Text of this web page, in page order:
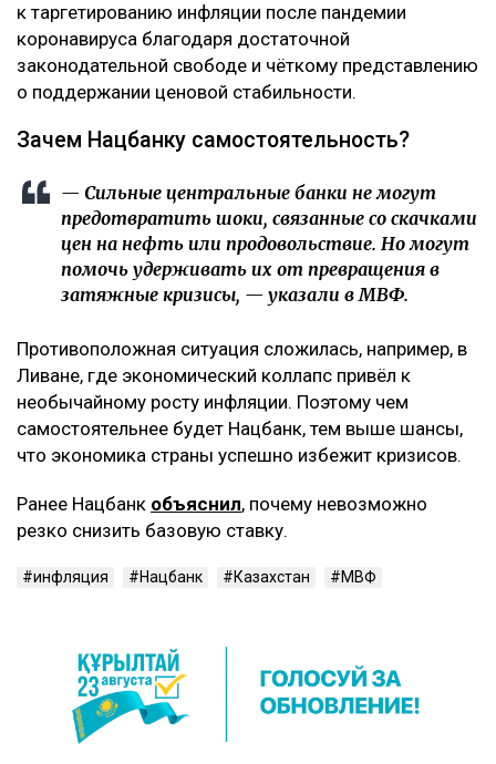
к таргетированию инфляции после пандемии
коронавируса благодаря достаточной
законодательной свободе и чёткому представлению
о поддержании ценовой стабильности.
Зачем Нацбанку самостоятельность?
— Сильные центральные банки не могут
предотвратить шоки, связанные со скачками
цен на нефть или продовольствие. Но могут
помочь удерживать их от превращения в
затяжные кризисы, — указали в МВФ.
Противоположная ситуация сложилась, например, в
Ливане, где экономический коллапс привёл к
необычайному росту инфляции. Поэтому чем
самостоятельнее будет Нацбанк, тем выше шансы,
что экономика страны успешно избежит кризисов.
Ранее Нацбанк объяснил, почему невозможно
резко снизить базовую ставку.
инфляция Нацбанк Казахстан МВФ